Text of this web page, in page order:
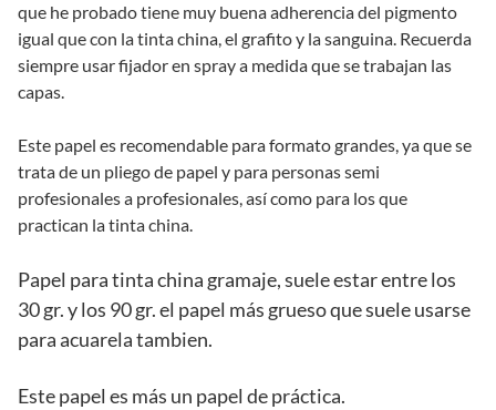
que he probado tiene muy buena adherencia del pigmento
igual que con la tinta china, el grafito y la sanguina. Recuerda
siempre usar fijador en spray a medida que se trabajan las
capas.
Este papel es recomendable para formato grandes, ya que se
trata de un pliego de papel y para personas semi
profesionales a profesionales, así como para los que
practican la tinta china.
Papel para tinta china gramaje, suele estar entre los
30 gr. y los 90 gr. el papel más grueso que suele usarse
para acuarela tambien.
Este papel es más un papel de práctica.